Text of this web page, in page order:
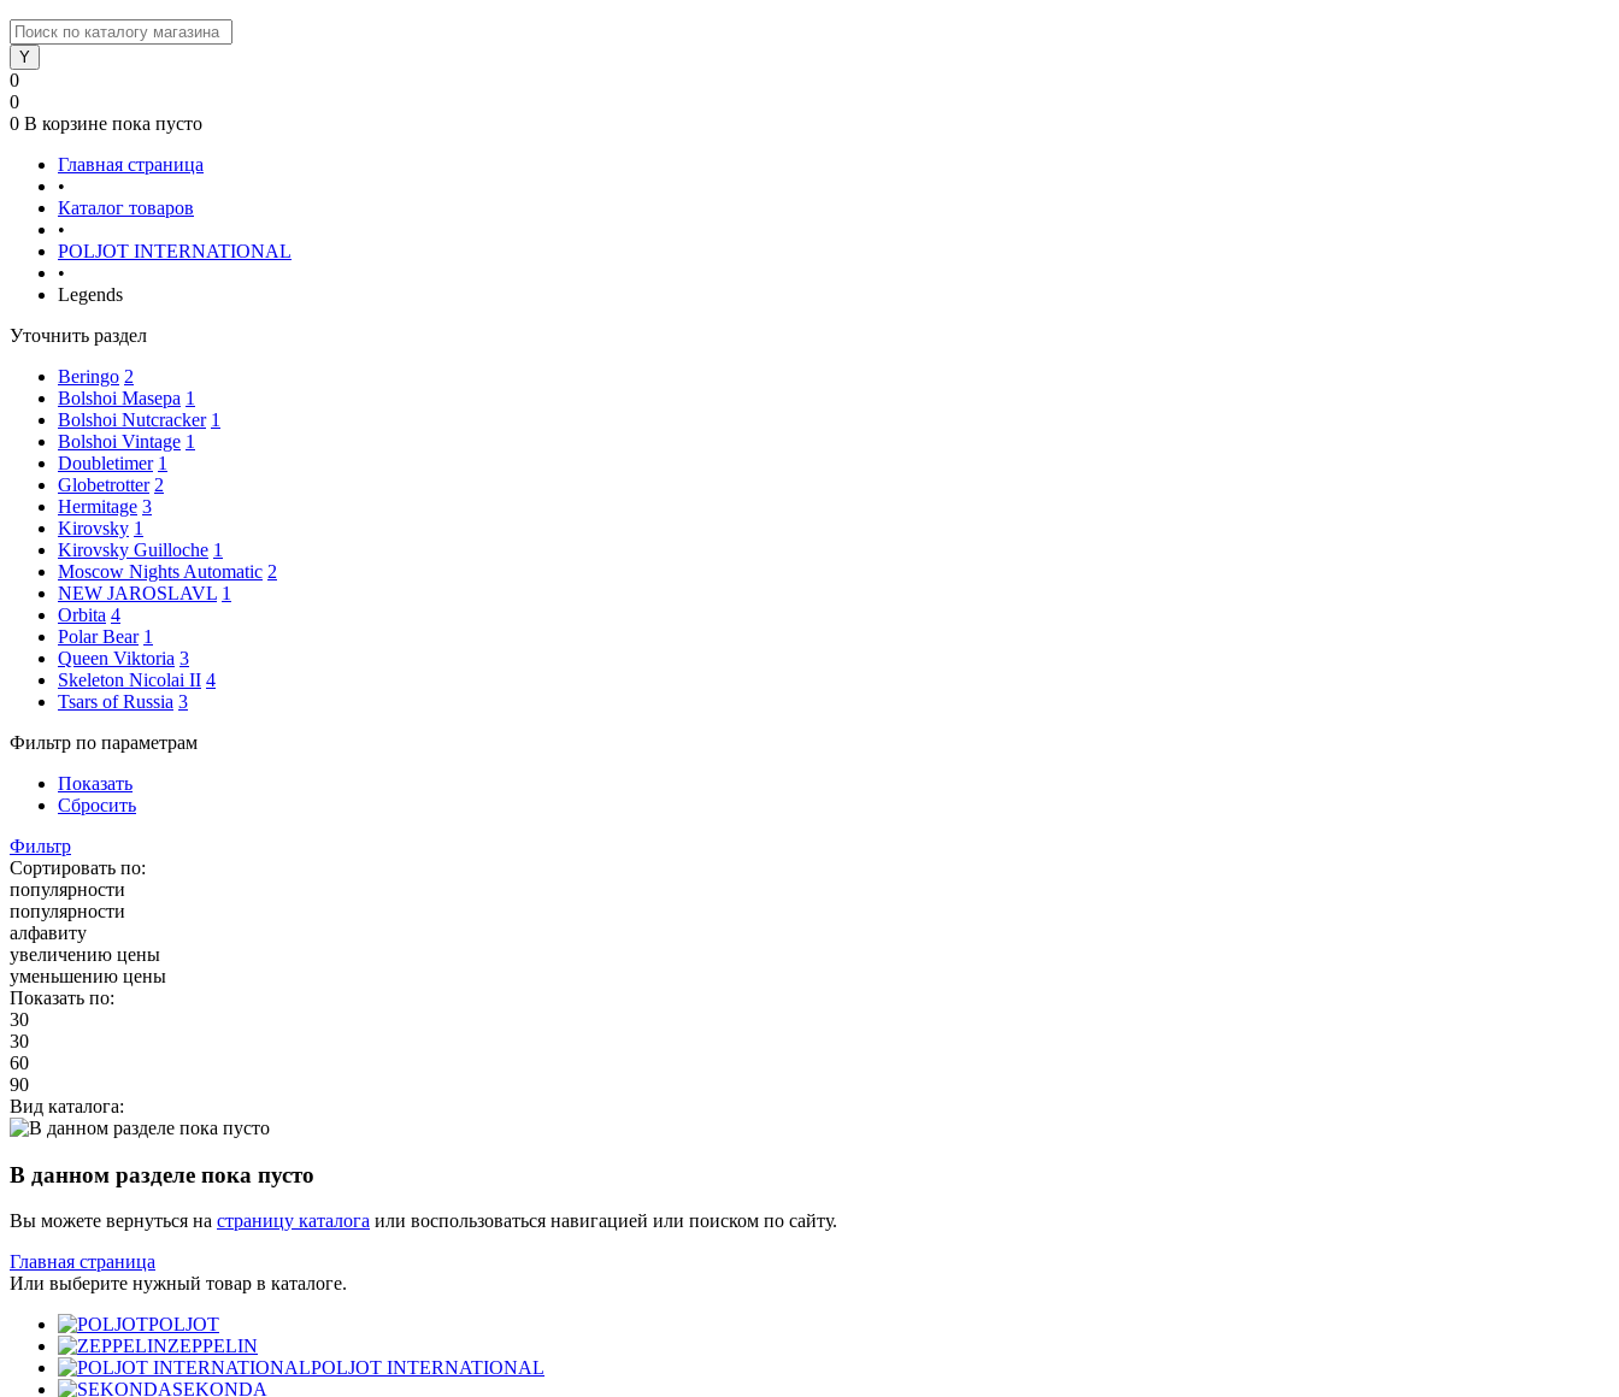
0
0
0 В корзине пока пусто
Главная страница
•
Каталог товаров
•
POLJOT INTERNATIONAL
•
Legends
Уточнить раздел
Beringo 2
Bolshoi Masepa 1
Bolshoi Nutcracker 1
Bolshoi Vintage 1
Doubletimer 1
Globetrotter 2
Hermitage 3
Kirovsky 1
Kirovsky Guilloche 1
Moscow Nights Automatic 2
NEW JAROSLAVL 1
Orbita 4
Polar Bear 1
Queen Viktoria 3
Skeleton Nicolai II 4
Tsars of Russia 3
Фильтр по параметрам
Показать
Сбросить
Фильтр
Сортировать по:
популярности
популярности
алфавиту
увеличению цены
уменьшению цены
Показать по:
30
30
60
90
Вид каталога:
В данном разделе пока пусто
Вы можете вернуться на страницу каталога или воспользоваться навигацией или поиском по сайту.
Главная страница
Или выберите нужный товар в каталоге.
POLJOT
ZEPPELIN
POLJOT INTERNATIONAL
SEKONDA